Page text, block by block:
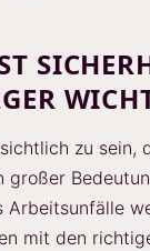
zu sein,
großer
Arbeitsunfälle
mit den